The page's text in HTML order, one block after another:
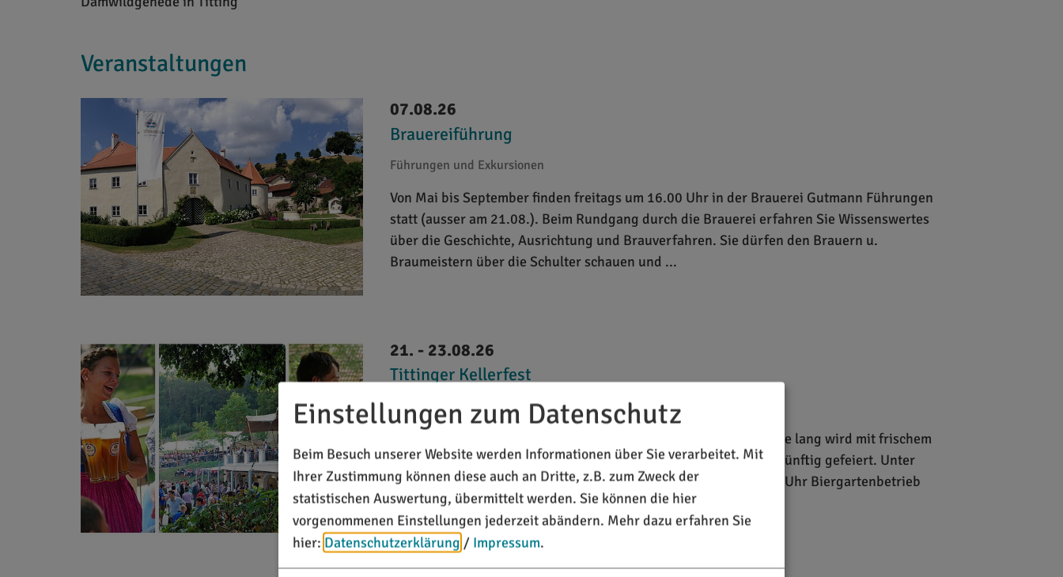
Veranstaltungen
07.08.26
Brauereiführung
Führungen und Exkursionen
Von Mai bis September finden freitags um 16.00 Uhr in der Brauerei Gutmann Führungen
statt (ausser am 21.08.). Beim Rundgang durch die Brauerei erfahren Sie Wissenswertes
über die Geschichte, Ausrichtung und Brauverfahren. Sie dürfen den Brauern u.
Braumeistern über die Schulter schauen und ...
21. - 23.08.26
Tittinger Kellerfest
Feste und Feiern
Höhepunkt im Brauereijahr ist das Kellerfest im August: Drei Tage lang wird mit frischem
Bier, bayerisch-fränkischen Schmankerln und Stimmungsmusik zünftig gefeiert. Unter
den alten Kastanien lässt es sich gut aushalten; Freitag ab 17.00 Uhr Biergartenbetrieb
und Stimmungsabend mit der ...
Einstellungen zum Datenschutz
Beim Besuch unserer Website werden Informationen über Sie verarbeitet. Mit
Ihrer Zustimmung können diese auch an Dritte, z.B. zum Zweck der
statistischen Auswertung, übermittelt werden. Sie können die hier
vorgenommenen Einstellungen jederzeit abändern. Mehr dazu erfahren Sie
hier: Datenschutzerklärung / Impressum.